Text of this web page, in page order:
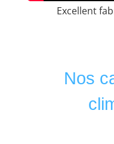
Excellent
Nos